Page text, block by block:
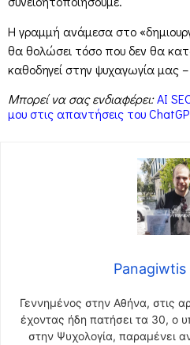
Η γραμμή ανάμεσα στο
θα θολώσει τόσο που δεν θα
καθοδηγεί στην ψυχαγωγία μας –
Μπορεί να σας ενδιαφέρει:AI
μου στις απαντήσεις του
Γεννημένος στην Αθήνα, στις
έχοντας ήδη πατήσει τα 30, ο
στην Ψυχολογία, παραμένει